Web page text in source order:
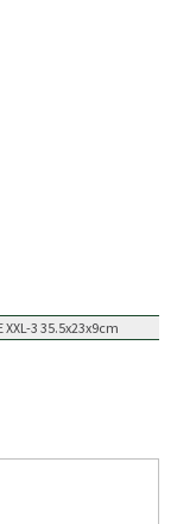
XXL-3 35.5x23x9cm